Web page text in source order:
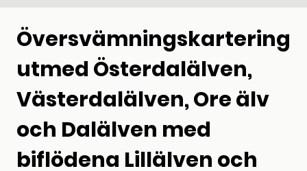
Översvämningskartering
utmed Österdalälven,
Västerdalälven, Ore älv
och Dalälven med
biflödena Lillälven och